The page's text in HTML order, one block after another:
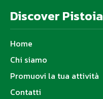
Discover Pistoia
Home
Chi siamo
Promuovi la tua attività
Contatti